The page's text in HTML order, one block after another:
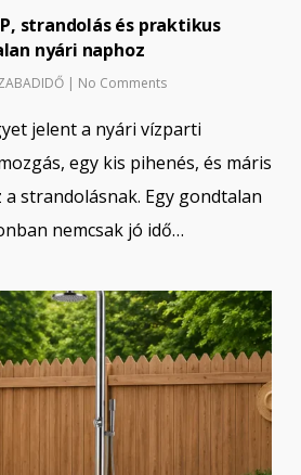
strandolás és praktikus
nyári naphoz
| No Comments
jelent a nyári vízparti
egy kis pihenés, és máris
strandolásnak. Egy gondtalan
nemcsak jó idő…